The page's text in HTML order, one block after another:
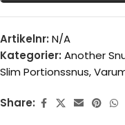
Artikelnr: N/A
Kategorier: Another
Slim Portionssnus,
Share: